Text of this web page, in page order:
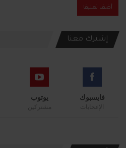
إشترك معنا
فايسبوك
الإعجابات
يوتوب
مشتركين